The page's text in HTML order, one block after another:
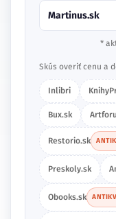
Martinus.sk
*
Skús overiť cenu a
Inlibri
Bux.sk
Restorio.sk
Preskoly.sk
Obooks.sk